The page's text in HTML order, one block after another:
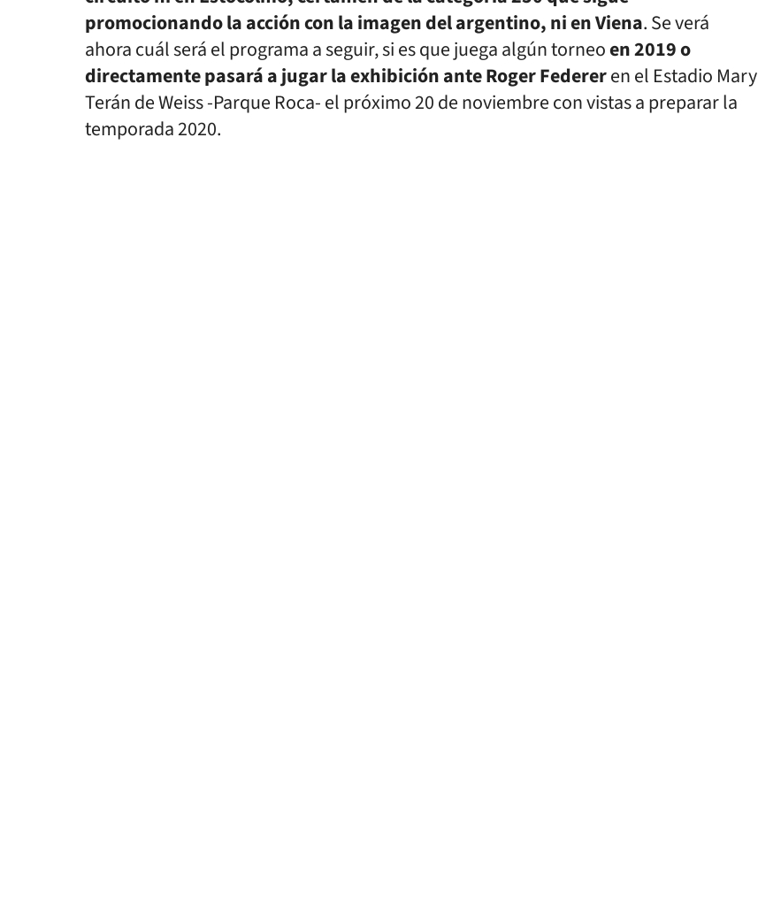
promocionando la acción con la imagen del argentino, ni en Viena. Se verá
ahora cuál será el programa a seguir, si es que juega algún torneoen 2019 o
directamente pasará a jugar la exhibición ante Roger Federeren el Estadio Mary
Terán de Weiss -Parque Roca- el próximo 20 de noviembre con vistas a preparar la
temporada 2020.